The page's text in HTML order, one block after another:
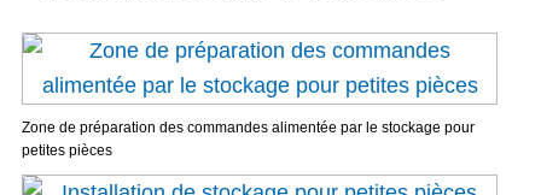
Zone de préparation des commandes alimentée par le stockage pour
petites pièces